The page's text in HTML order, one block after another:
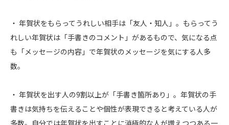
・ 年賀状をもらってうれしい相手は「友人・知人」。もらってう
れしい年賀状は「手書きのコメント」があるもので、気になる点
も「メッセージの内容」で年賀状のメッセージを気にする人多
数。
・ 年賀状を出す人の9割以上が「手書き箇所あり」。年賀状の手
書きは気持ちを伝えることや個性が表現できると考えている人が
多数。自分では年賀状を出すことに消極的な人が増えつつある一